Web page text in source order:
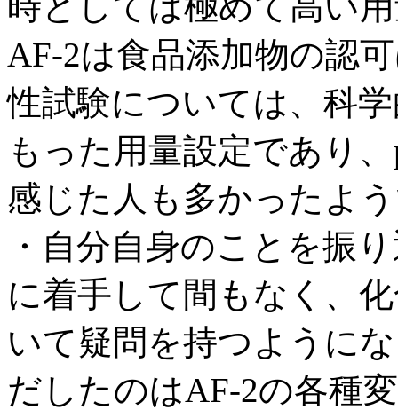
AF-2は食品添加物の認
性試験については、科
もった用量設定であり
感じた人も多かったよ
・自分自身のことを振
に着手して間もなく、
いて疑問を持つように
だしたのはAF-2の各種